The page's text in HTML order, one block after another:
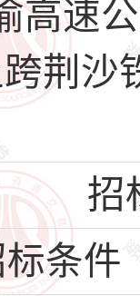
高速
跨荆沙
招
条件